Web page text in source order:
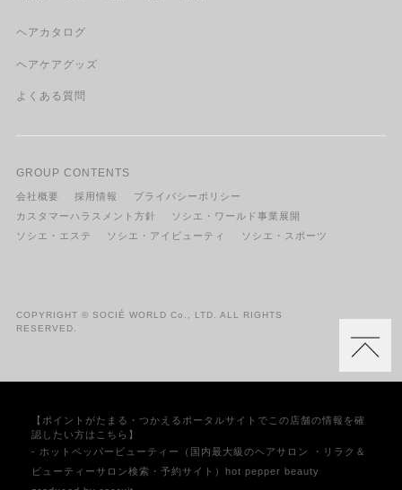
ヘアカタログ
ヘアケアグッズ
よくある質問
GROUP CONTENTS
会社概要 採用情報
プライバシーポリシー
カスタマーハラスメント方針
ソシエ・ワールド事業展開
ソシエ・エステ
ソシエ・アイビューティ ソシエ・スポーツ
COPYRIGHT © SOCIÉ WORLD Co., LTD. ALL RIGHTS
RESERVED.
【ポイントがたまる・つかえるポータルサイトでこの店舗の情報を確
認したい方はこちら】
- ホットペッパービューティー（国内最大級のヘアサロン ・リラク＆
ビューティーサロン検索・予約サイト）hot pepper beauty